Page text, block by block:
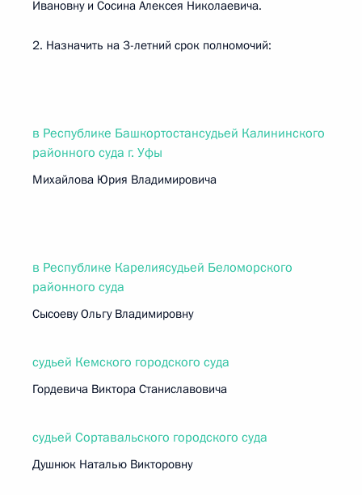
Ивановну и Сосина Алексея Николаевича.
2. Назначить на 3-летний срок полномочий:
в Республике Башкортостансудьей Калининского
районного суда г. Уфы
Михайлова Юрия Владимировича
в Республике Карелиясудьей Беломорского
районного суда
Сысоеву Ольгу Владимировну
судьей Кемского городского суда
Гордевича Виктора Станиславовича
судьей Сортавальского городского суда
Душнюк Наталью Викторовну